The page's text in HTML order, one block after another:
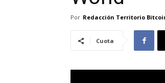
Por Redacción Territorio
Cuota